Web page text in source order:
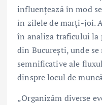
influențează în mod
în zilele de marți-joi.
în analiza traficului la
din București, unde
semnificative ale
dinspre locul de
„Organizăm diverse